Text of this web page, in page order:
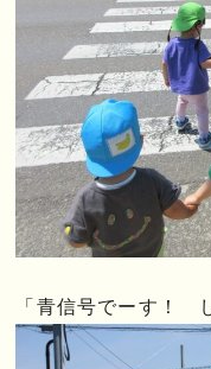
「青信号でーす！